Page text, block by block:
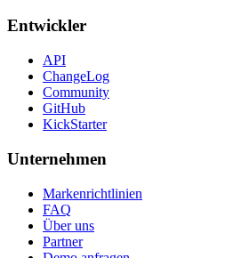
Entwickler
API
ChangeLog
Community
GitHub
KickStarter
Unternehmen
Markenrichtlinien
FAQ
Über uns
Partner